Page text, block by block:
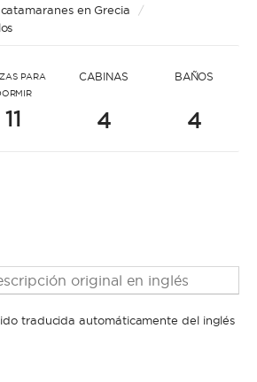
en Grecia
/
PARA
11
CABINAS
4
BAÑOS
4
original en inglés
traducida automáticamente del inglés